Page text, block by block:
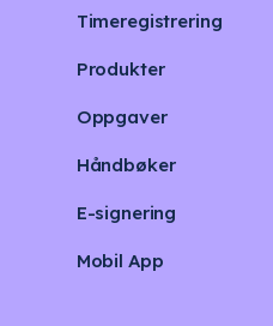
Timeregistrering
Produkter
Oppgaver
Håndbøker
E-signering
Mobil App